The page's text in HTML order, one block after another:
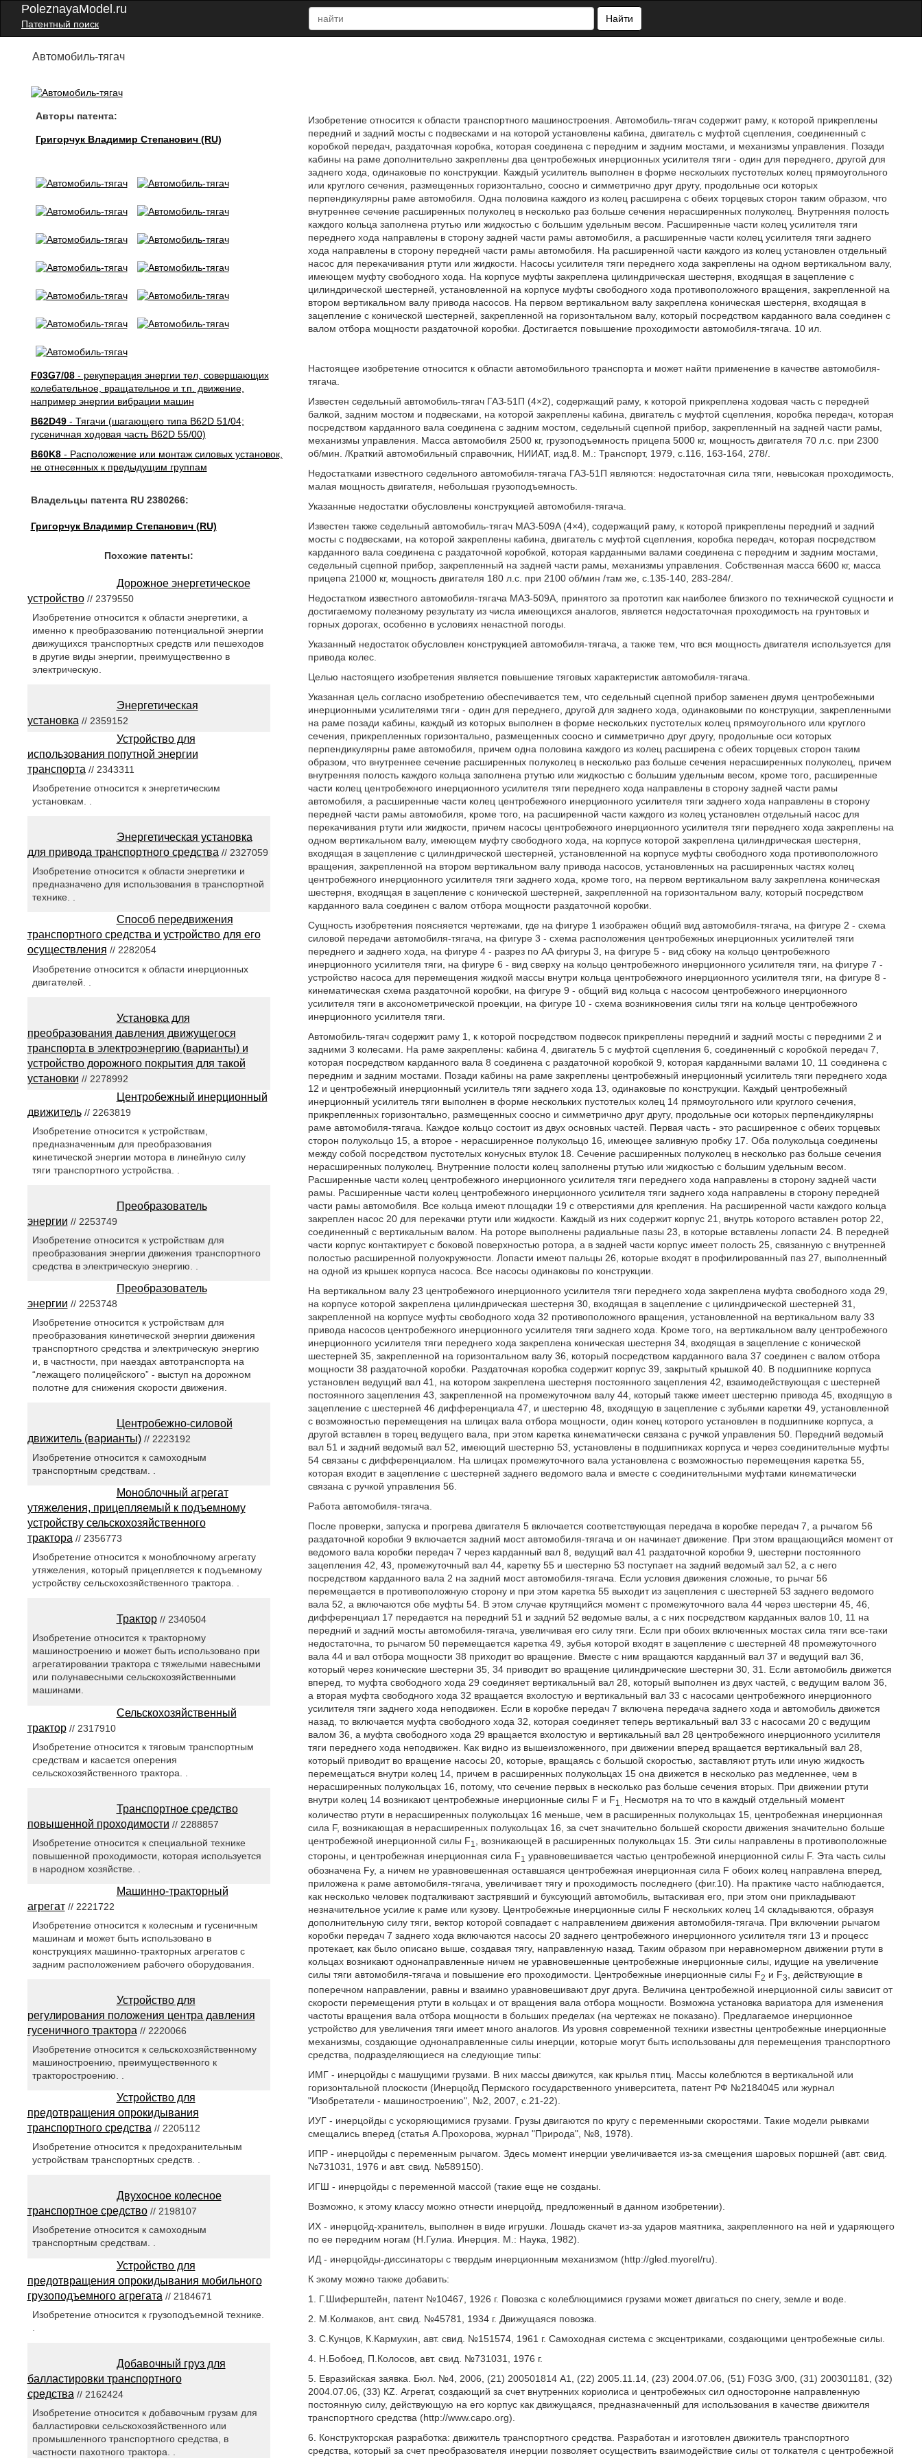
PoleznayaModel.ru
Патентный поиск
Найти
Автомобиль-тягач
Авторы патента:
Григорчук Владимир Степанович (RU)
F03G7/08- рекуперация энергии тел, совершающих
колебательное, вращательное и т.п. движение,
например энергии вибрации машин
B62D49- Тягачи (шагающего типа B62D 51/04;
гусеничная ходовая часть B62D 55/00)
B60K8- Расположение или монтаж силовых установок,
не отнесенных к предыдущим группам
Владельцы патента RU 2380266:
Григорчук Владимир Степанович (RU)
Изобретение относится к области транспортного машиностроения. Автомобиль-тягач содержит раму, к которой прикреплены
передний и задний мосты с подвесками и на которой установлены кабина, двигатель с муфтой сцепления, соединенный с
коробкой передач, раздаточная коробка, которая соединена с передним и задним мостами, и механизмы управления. Позади
кабины на раме дополнительно закреплены два центробежных инерционных усилителя тяги - один для переднего, другой для
заднего хода, одинаковые по конструкции. Каждый усилитель выполнен в форме нескольких пустотелых колец прямоугольного
или круглого сечения, размещенных горизонтально, соосно и симметрично друг другу, продольные оси которых
перпендикулярны раме автомобиля. Одна половина каждого из колец расширена с обеих торцевых сторон таким образом, что
внутреннее сечение расширенных полуколец в несколько раз больше сечения нерасширенных полуколец. Внутренняя полость
каждого кольца заполнена ртутью или жидкостью с большим удельным весом. Расширенные части колец усилителя тяги
переднего хода направлены в сторону задней части рамы автомобиля, а расширенные части колец усилителя тяги заднего
хода направлены в сторону передней части рамы автомобиля. На расширенной части каждого из колец установлен отдельный
насос для перекачивания ртути или жидкости. Насосы усилителя тяги переднего хода закреплены на одном вертикальном валу,
имеющем муфту свободного хода. На корпусе муфты закреплена цилиндрическая шестерня, входящая в зацепление с
цилиндрической шестерней, установленной на корпусе муфты свободного хода противоположного вращения, закрепленной на
втором вертикальном валу привода насосов. На первом вертикальном валу закреплена коническая шестерня, входящая в
зацепление с конической шестерней, закрепленной на горизонтальном валу, который посредством карданного вала соединен с
валом отбора мощности раздаточной коробки. Достигается повышение проходимости автомобиля-тягача. 10 ил.
Настоящее изобретение относится к области автомобильного транспорта и может найти применение в качестве автомобиля-
тягача.
Известен седельный автомобиль-тягач ГАЗ-51П (4×2), содержащий раму, к которой прикреплена ходовая часть с передней
балкой, задним мостом и подвесками, на которой закреплены кабина, двигатель с муфтой сцепления, коробка передач, которая
посредством карданного вала соединена с задним мостом, седельный сцепной прибор, закрепленный на задней части рамы,
механизмы управления. Масса автомобиля 2500 кг, грузоподъемность прицепа 5000 кг, мощность двигателя 70 л.с. при 2300
об/мин. /Краткий автомобильный справочник, НИИАТ, изд.8. М.: Транспорт, 1979, с.116, 163-164, 278/.
Недостатками известного седельного автомобиля-тягача ГАЗ-51П являются: недостаточная сила тяги, невысокая проходимость,
малая мощность двигателя, небольшая грузоподъемность.
Указанные недостатки обусловлены конструкцией автомобиля-тягача.
Известен также седельный автомобиль-тягач MAЗ-509A (4×4), содержащий раму, к которой прикреплены передний и задний
мосты с подвесками, на которой закреплены кабина, двигатель с муфтой сцепления, коробка передач, которая посредством
карданного вала соединена с раздаточной коробкой, которая карданными валами соединена с передним и задним мостами,
седельный сцепной прибор, закрепленный на задней части рамы, механизмы управления. Собственная масса 6600 кг, масса
прицепа 21000 кг, мощность двигателя 180 л.с. при 2100 об/мин /там же, с.135-140, 283-284/.
Недостатком известного автомобиля-тягача MAЗ-509A, принятого за прототип как наиболее близкого по технической сущности и
достигаемому полезному результату из числа имеющихся аналогов, является недостаточная проходимость на грунтовых и
горных дорогах, особенно в условиях ненастной погоды.
Указанный недостаток обусловлен конструкцией автомобиля-тягача, а также тем, что вся мощность двигателя используется для
привода колес.
Целью настоящего изобретения является повышение тяговых характеристик автомобиля-тягача.
Указанная цель согласно изобретению обеспечивается тем, что седельный сцепной прибор заменен двумя центробежными
инерционными усилителями тяги - один для переднего, другой для заднего хода, одинаковыми по конструкции, закрепленными
на раме позади кабины, каждый из которых выполнен в форме нескольких пустотелых колец прямоугольного или круглого
сечения, прикрепленных горизонтально, размещенных соосно и симметрично друг другу, продольные оси которых
перпендикулярны раме автомобиля, причем одна половина каждого из колец расширена с обеих торцевых сторон таким
образом, что внутреннее сечение расширенных полуколец в несколько раз больше сечения нерасширенных полуколец, причем
внутренняя полость каждого кольца заполнена ртутью или жидкостью с большим удельным весом, кроме того, расширенные
части колец центробежного инерционного усилителя тяги переднего хода направлены в сторону задней части рамы
автомобиля, а расширенные части колец центробежного инерционного усилителя тяги заднего хода направлены в сторону
передней части рамы автомобиля, кроме того, на расширенной части каждого из колец установлен отдельный насос для
перекачивания ртути или жидкости, причем насосы центробежного инерционного усилителя тяги переднего хода закреплены на
одном вертикальном валу, имеющем муфту свободного хода, на корпусе которой закреплена цилиндрическая шестерня,
входящая в зацепление с цилиндрической шестерней, установленной на корпусе муфты свободного хода противоположного
вращения, закрепленной на втором вертикальном валу привода насосов, установленных на расширенных частях колец
центробежного инерционного усилителя тяги заднего хода, кроме того, на первом вертикальном валу закреплена коническая
шестерня, входящая в зацепление с конической шестерней, закрепленной на горизонтальном валу, который посредством
карданного вала соединен с валом отбора мощности раздаточной коробки.
Сущность изобретения поясняется чертежами, где на фигуре 1 изображен общий вид автомобиля-тягача, на фигуре 2 - схема
силовой передачи автомобиля-тягача, на фигуре 3 - схема расположения центробежных инерционных усилителей тяги
переднего и заднего хода, на фигуре 4 - разрез по АА фигуры 3, на фигуре 5 - вид сбоку на кольцо центробежного
инерционного усилителя тяги, на фигуре 6 - вид сверху на кольцо центробежного инерционного усилителя тяги, на фигуре 7 -
устройство насоса для перемещения жидкой массы внутри кольца центробежного инерционного усилителя тяги, на фигуре 8 -
кинематическая схема раздаточной коробки, на фигуре 9 - общий вид кольца с насосом центробежного инерционного
усилителя тяги в аксонометрической проекции, на фигуре 10 - схема возникновения силы тяги на кольце центробежного
инерционного усилителя тяги.
Автомобиль-тягач содержит раму 1, к которой посредством подвесок прикреплены передний и задний мосты с передними 2 и
задними 3 колесами. На раме закреплены: кабина 4, двигатель 5 с муфтой сцепления 6, соединенный с коробкой передач 7,
которая посредством карданного вала 8 соединена с раздаточной коробкой 9, которая карданными валами 10, 11 соединена с
передним и задним мостами. Позади кабины на раме закреплены центробежный инерционный усилитель тяги переднего хода
12 и центробежный инерционный усилитель тяги заднего хода 13, одинаковые по конструкции. Каждый центробежный
инерционный усилитель тяги выполнен в форме нескольких пустотелых колец 14 прямоугольного или круглого сечения,
прикрепленных горизонтально, размещенных соосно и симметрично друг другу, продольные оси которых перпендикулярны
раме автомобиля-тягача. Каждое кольцо состоит из двух основных частей. Первая часть - это расширенное с обеих торцевых
сторон полукольцо 15, а второе - нерасширенное полукольцо 16, имеющее заливную пробку 17. Оба полукольца соединены
между собой посредством пустотелых конусных втулок 18. Сечение расширенных полуколец в несколько раз больше сечения
нерасширенных полуколец. Внутренние полости колец заполнены ртутью или жидкостью с большим удельным весом.
Расширенные части колец центробежного инерционного усилителя тяги переднего хода направлены в сторону задней части
рамы. Расширенные части колец центробежного инерционного усилителя тяги заднего хода направлены в сторону передней
части рамы автомобиля. Все кольца имеют площадки 19 с отверстиями для крепления. На расширенной части каждого кольца
закреплен насос 20 для перекачки ртути или жидкости. Каждый из них содержит корпус 21, внутрь которого вставлен ротор 22,
соединенный с вертикальным валом. На роторе выполнены радиальные пазы 23, в которые вставлены лопасти 24. В передней
части корпус контактирует с боковой поверхностью ротора, а в задней части корпус имеет полость 25, связанную с внутренней
полостью расширенной полуокружности. Лопасти имеют пальцы 26, которые входят в профилированный паз 27, выполненный
на одной из крышек корпуса насоса. Все насосы одинаковы по конструкции.
На вертикальном валу 23 центробежного инерционного усилителя тяги переднего хода закреплена муфта свободного хода 29,
на корпусе которой закреплена цилиндрическая шестерня 30, входящая в зацепление с цилиндрической шестерней 31,
закрепленной на корпусе муфты свободного хода 32 противоположного вращения, установленной на вертикальном валу 33
привода насосов центробежного инерционного усилителя тяги заднего хода. Кроме того, на вертикальном валу центробежного
инерционного усилителя тяги переднего хода закреплена коническая шестерня 34, входящая в зацепление с конической
шестерней 35, закрепленной на горизонтальном валу 36, который посредством карданного вала 37 соединен с валом отбора
мощности 38 раздаточной коробки. Раздаточная коробка содержит корпус 39, закрытый крышкой 40. В подшипнике корпуса
установлен ведущий вал 41, на котором закреплена шестерня постоянного зацепления 42, взаимодействующая с шестерней
постоянного зацепления 43, закрепленной на промежуточном валу 44, который также имеет шестерню привода 45, входящую в
зацепление с шестерней 46 дифференциала 47, и шестерню 48, входящую в зацепление с зубьями каретки 49, установленной
с возможностью перемещения на шлицах вала отбора мощности, один конец которого установлен в подшипнике корпуса, а
другой вставлен в торец ведущего вала, при этом каретка кинематически связана с ручкой управления 50. Передний ведомый
вал 51 и задний ведомый вал 52, имеющий шестерню 53, установлены в подшипниках корпуса и через соединительные муфты
54 связаны с дифференциалом. На шлицах промежуточного вала установлена с возможностью перемещения каретка 55,
которая входит в зацепление с шестерней заднего ведомого вала и вместе с соединительными муфтами кинематически
связана с ручкой управления 56.
Работа автомобиля-тягача.
После проверки, запуска и прогрева двигателя 5 включается соответствующая передача в коробке передач 7, а рычагом 56
раздаточной коробки 9 включается задний мост автомобиля-тягача и он начинает движение. При этом вращающийся момент от
ведомого вала коробки передач 7 через карданный вал 8, ведущий вал 41 раздаточной коробки 9, шестерни постоянного
зацепления 42, 43, промежуточный вал 44, каретку 55 и шестерню 53 поступает на задний ведомый зал 52, а с него
посредством карданного вала 2 на задний мост автомобиля-тягача. Если условия движения сложные, то рычаг 56
перемещается в противоположную сторону и при этом каретка 55 выходит из зацепления с шестерней 53 заднего ведомого
вала 52, а включаются обе муфты 54. В этом случае крутящийся момент с промежуточного вала 44 через шестерни 45, 46,
дифференциал 17 передается на передний 51 и задний 52 ведомые валы, а с них посредством карданных валов 10, 11 на
передний и задний мосты автомобиля-тягача, увеличивая его силу тяги. Если при обоих включенных мостах сила тяги все-таки
недостаточна, то рычагом 50 перемещается каретка 49, зубья которой входят в зацепление с шестерней 48 промежуточного
вала 44 и вал отбора мощности 38 приходит во вращение. Вместе с ним вращаются карданный вал 37 и ведущий вал 36,
который через конические шестерни 35, 34 приводит во вращение цилиндрические шестерни 30, 31. Если автомобиль движется
вперед, то муфта свободного хода 29 соединяет вертикальный вал 28, который выполнен из двух частей, с ведущим валом 36,
а вторая муфта свободного хода 32 вращается вхолостую и вертикальный вал 33 с насосами центробежного инерционного
усилителя тяги заднего хода неподвижен. Если в коробке передач 7 включена передача заднего хода и автомобиль движется
назад, то включается муфта свободного хода 32, которая соединяет теперь вертикальный вал 33 с насосами 20 с ведущим
валом 36, а муфта свободного хода 29 вращается вхолостую и вертикальный вал 28 центробежного инерционного усилителя
тяги переднего хода неподвижен. Как видно из вышеизложенного, при движении вперед вращается вертикальный вал 28,
который приводит во вращение насосы 20, которые, вращаясь с большой скоростью, заставляют ртуть или иную жидкость
перемещаться внутри колец 14, причем в расширенных полукольцах 15 она движется в несколько раз медленнее, чем в
нерасширенных полукольцах 16, потому, что сечение первых в несколько раз больше сечения вторых. При движении ртути
внутри колец 14 возникают центробежные инерционные силы F и F1. Несмотря на то что в каждый отдельный момент
количество ртути в нерасширенных полукольцах 16 меньше, чем в расширенных полукольцах 15, центробежная инерционная
сила F, возникающая в нерасширенных полукольцах 16, за счет значительно большей скорости движения значительно больше
центробежной инерционной силы F1
, возникающей в расширенных полукольцах 15. Эти силы направлены в противоположные
стороны, и центробежная инерционная сила F1 уравновешивается частью центробежной инерционной силы F. Эта часть силы
обозначена Fу, а ничем не уравновешенная оставшаяся центробежная инерционная сила F обоих колец направлена вперед,
приложена к раме автомобиля-тягача, увеличивает тягу и проходимость последнего (фиг.10). На практике часто наблюдается,
как несколько человек подталкивают застрявший и буксующий автомобиль, вытаскивая его, при этом они прикладывают
незначительное усилие к раме или кузову. Центробежные инерционные силы F нескольких колец 14 складываются, образуя
дополнительную силу тяги, вектор которой совпадает c направлением движения автомобиля-тягача. При включении рычагом
коробки передач 7 заднего хода включаются насосы 20 заднего центробежного инерционного усилителя тяги 13 и процесс
протекает, как было описано выше, создавая тягу, направленную назад. Таким образом при неравномерном движении ртути в
кольцах возникают однонаправленные ничем не уравновешенные центробежные инерционные силы, идущие на увеличение
силы тяги автомобиля-тягача и повышение его проходимости. Центробежные инерционные силы F2 и F3, действующие в
поперечном направлении, равны и взаимно уравновешивают друг друга. Величина центробежной инерционной силы зависит от
скорости перемещения ртути в кольцах и от вращения вала отбора мощности. Возможна установка вариатора для изменения
частоты вращения вала отбора мощности в больших пределах (на чертежах не показано). Предлагаемое инерционное
устройство для увеличения тяги имеет много аналогов. Из уровня современной техники известны центробежные инерционные
механизмы, создающие однонаправленные силы инерции, которые могут быть использованы для перемещения транспортного
средства, подразделяющиеся на следующие типы:
ИМГ - инерцойды с машущими грузами. В них массы движутся, как крылья птиц. Массы колеблются в вертикальной или
горизонтальной плоскости (Инерцойд Пермского государственного университета, патент РФ №2184045 или журнал
"Изобретатели - машиностроению", №2, 2007, с.21-22).
ИУГ - инерцойды с ускоряющимися грузами. Грузы двигаются по кругу с переменными скоростями. Такие модели рывками
смещались вперед (статья А.Прохорова, журнал "Природа", №8, 1978).
ИПР - инерцойды с переменным рычагом. Здесь момент инерции увеличивается из-за смещения шаровых поршней (авт. свид.
№731031, 1976 и авт. свид. №589150).
ИГШ - инерцойды с переменной массой (такие еще не созданы.
Возможно, к этому классу можно отнести инерцойд, предложенный в данном изобретении).
ИХ - инерцойд-хранитель, выполнен в виде игрушки. Лошадь скачет из-за ударов маятника, закрепленного на ней и ударяющего
по ее передним ногам (Н.Гулиа. Инерция. М.: Наука, 1982).
ИД - инерцойды-диссинаторы с твердым инерционным механизмом (http://gled.myorel/ru).
К экому можно также добавить:
1. Г.Шиферштейн, патент №10467, 1926 г. Повозка с колеблющимися грузами может двигаться по снегу, земле и воде.
2. М.Колмаков, ант. свид. №45781, 1934 г. Движущаяся повозка.
3. С.Кунцов, К.Кармухин, авт. свид. №151574, 1961 г. Самоходная система с эксцентриками, создающими центробежные силы.
4. Н.Бобоед, П.Колосов, авт. свид. №731031, 1976 г.
5. Евразийская заявка. Бюл. №4, 2006, (21) 200501814 А1, (22) 2005.11.14, (23) 2004.07.06, (51) F03G 3/00, (31) 200301181, (32)
2004.07.06, (33) КZ. Агрегат, создающий за счет внутренних кориолиса и центробежных сил односторонне направленную
постоянную силу, действующую на его корпус как движущаяся, предназначенный для использования в качестве движителя
транспортного средства (http://www.capo.org).
6. Конструкторская разработка: движитель транспортного средства. Разработан и изготовлен движитель транспортного
средства, который за счет преобразователя инерции позволяет осуществить взаимодействие силы от толкателя с центробежной
Похожие патенты:
Дорожное энергетическое
устройство// 2379550
Изобретение относится к области энергетики, а
именно к преобразованию потенциальной энергии
движущихся транспортных средств или пешеходов
в другие виды энергии, преимущественно в
электрическую.
Энергетическая
установка // 2359152
Устройство для
использования попутной энергии
транспорта // 2343311
Изобретение относится к энергетическим
установкам. .
Энергетическая установка
для привода транспортного средства// 2327059
Изобретение относится к области энергетики и
предназначено для использования в транспортной
технике. .
Способ передвижения
транспортного средства и устройство для его
осуществления // 2282054
Изобретение относится к области инерционных
двигателей. .
Установка для
преобразования давления движущегося
транспорта в электроэнергию (варианты) и
устройство дорожного покрытия для такой
установки // 2278992
Центробежный инерционный
движитель// 2263819
Изобретение относится к устройствам,
предназначенным для преобразования
кинетической энергии мотора в линейную силу
тяги транспортного устройства. .
Преобразователь
энергии // 2253749
Изобретение относится к устройствам для
преобразования энергии движения транспортного
средства в электрическую энергию. .
Преобразователь
энергии // 2253748
Изобретение относится к устройствам для
преобразования кинетической энергии движения
транспортного средства и электрическую энергию
и, в частности, при наездах автотранспорта на
“лежащего полицейского” - выступ на дорожном
полотне для снижения скорости движения.
Центробежно-силовой
движитель (варианты)// 2223192
Изобретение относится к самоходным
транспортным средствам. .
Моноблочный агрегат
утяжеления, прицепляемый к подъемному
устройству сельскохозяйственного
трактора// 2356773
Изобретение относится к моноблочному агрегату
утяжеления, который прицепляется к подъемному
устройству сельскохозяйственного трактора. .
Трактор// 2340504
Изобретение относится к тракторному
машиностроению и может быть использовано при
агрегатировании трактора с тяжелыми навесными
или полунавесными сельскохозяйственными
машинами.
Сельскохозяйственный
трактор// 2317910
Изобретение относится к тяговым транспортным
средствам и касается оперения
сельскохозяйственного трактора. .
Транспортное средство
повышенной проходимости // 2288857
Изобретение относится к специальной технике
повышенной проходимости, которая используется
в народном хозяйстве. .
Машинно-тракторный
агрегат// 2221722
Изобретение относится к колесным и гусеничным
машинам и может быть использовано в
конструкциях машинно-тракторных агрегатов с
задним расположением рабочего оборудования.
Устройство для
регулирования положения центра давления
гусеничного трактора // 2220066
Изобретение относится к сельскохозяйственному
машиностроению, преимущественного к
тракторостроению. .
Устройство для
предотвращения опрокидывания
транспортного средства // 2205112
Изобретение относится к предохранительным
устройствам транспортных средств. .
Двухосное колесное
транспортное средство// 2198107
Изобретение относится к самоходным
транспортным средствам. .
Устройство для
предотвращения опрокидывания мобильного
грузоподъемного агрегата // 2184671
Изобретение относится к грузоподъемной технике.
Добавочный груз для
балластировки транспортного
средства // 2162424
Изобретение относится к добавочным грузам для
балластировки сельскохозяйственного или
промышленного транспортного средства, в
частности пахотного трактора. .